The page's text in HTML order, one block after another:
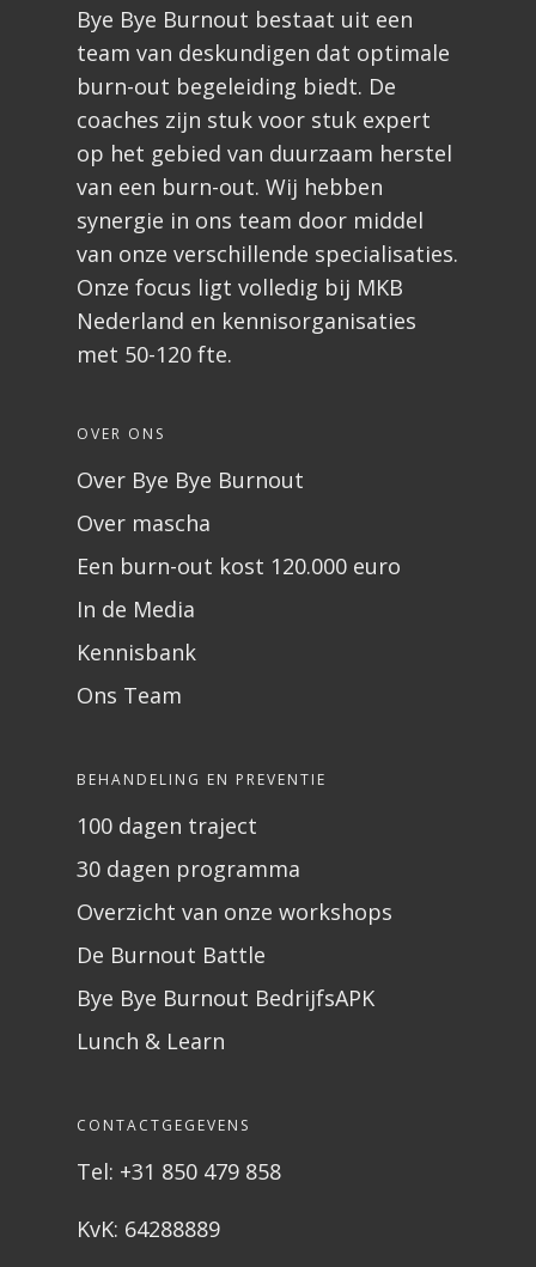
Bye Bye Burnout bestaat uit een
team van deskundigen dat optimale
burn-out begeleiding biedt. De
coaches zijn stuk voor stuk expert
op het gebied van duurzaam herstel
van een burn-out. Wij hebben
synergie in ons team door middel
van onze verschillende specialisaties.
Onze focus ligt volledig bij MKB
Nederland en kennisorganisaties
met 50-120 fte.
OVER ONS
Over Bye Bye Burnout
Over mascha
Een burn-out kost 120.000 euro
In de Media
Kennisbank
Ons Team
BEHANDELING EN PREVENTIE
100 dagen traject
30 dagen programma
Overzicht van onze workshops
De Burnout Battle
Bye Bye Burnout BedrijfsAPK
Lunch & Learn
CONTACTGEGEVENS
Tel: +31 850 479 858
KvK: 64288889